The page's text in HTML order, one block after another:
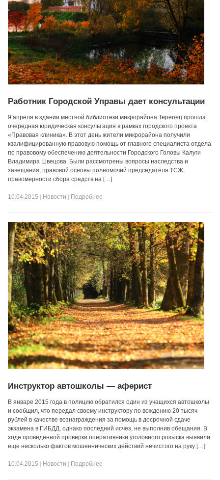
Работник Городской Управы дает консультации
9 апреля в здании местной библиотеки микрорайона Терепец прошла
очередная юридическая консультация в рамках городского проекта
«Правовая клиника». В этот день жители микрорайона получили
квалифицированную правовую помощь от главного специалиста отдела
по правовому обеспечению деятельности Городского Головы Калуги
Владимира Швецова. Были рассмотрены вопросы наследства и
завещания, правовой основы полномочий председателя ТСЖ,
правомерности сбора средств на […]
10.04.2015 | Новости | Подробнее
Инструктор автошколы — аферист
В январе 2015 года в полицию обратился один из учащихся автошколы
и сообщил, что передал своему инструктору по вождению 20 тысяч
рублей в качестве вознаграждения за помощь в досрочной сдаче
экзамена в ГИБДД, однако последний исчез, не выполнив обещания. В
ходе проведенной проверки оперативники уголовного розыска выявили
еще несколько фактов мошеннических действий нечистого на руку […]
10.04.2015 | Новости | Подробнее